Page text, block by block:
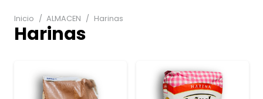
Inicio / ALMACEN / Harinas
Harinas